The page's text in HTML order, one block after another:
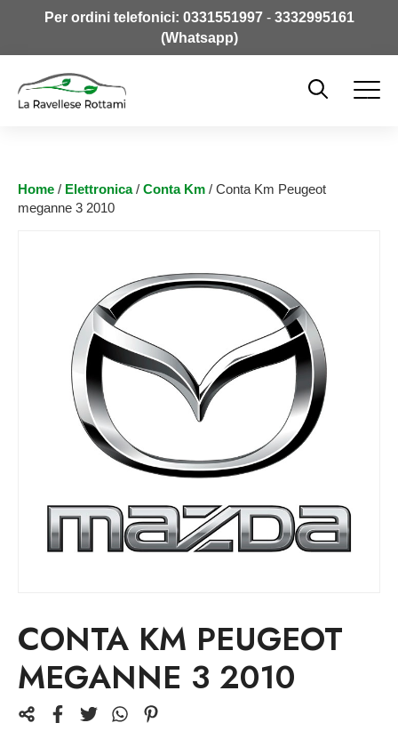
Per ordini telefonici: 0331551997- 3332995161
(Whatsapp)
Home / Elettronica/ Conta Km / Conta Km Peugeot
meganne 3 2010
CONTA KM PEUGEOT
MEGANNE 3 2010